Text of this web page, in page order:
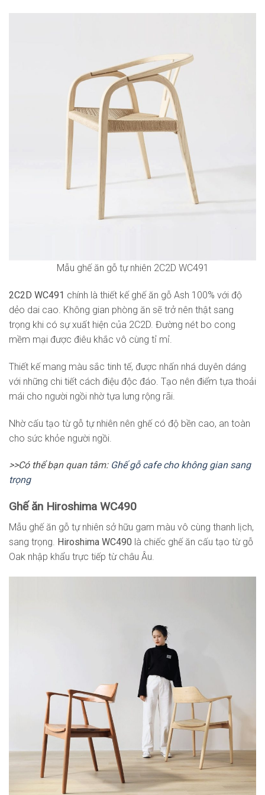
Mẫu ghế ăn gỗ tự nhiên 2C2D WC491
2C2D WC491 chính là thiết kế ghế ăn gỗ Ash 100% với độ
dẻo dai cao. Không gian phòng ăn sẽ trở nên thật sang
trọng khi có sự xuất hiện của 2C2D. Đường nét bo cong
mềm mại được điêu khắc vô cùng tỉ mỉ.
Thiết kế mang màu sắc tinh tế, được nhấn nhá duyên dáng
với những chi tiết cách điệu độc đáo. Tạo nên điểm tựa thoải
mái cho người ngồi nhờ tựa lưng rộng rãi.
Nhờ cấu tạo từ gỗ tự nhiên nên ghế có độ bền cao, an toàn
cho sức khỏe người ngồi.
>>Có thể bạn quan tâm: Ghế gỗ cafe cho không gian sang
trọng
Ghế ăn Hiroshima WC490
Mẫu ghế ăn gỗ tự nhiên sở hữu gam màu vô cùng thanh lịch,
sang trọng. Hiroshima WC490 là chiếc ghế ăn cấu tạo từ gỗ
Oak nhập khẩu trực tiếp từ châu Âu.